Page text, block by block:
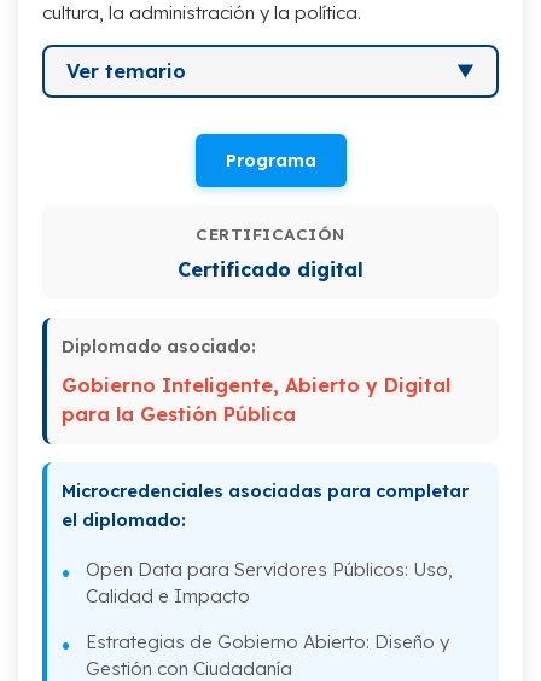
cultura, la administración y la política.
Ver temario
II. Los retos del Gobierno
Programa
CERTIFICACIÓN
Certificado digital
Diplomado asociado:
Gobierno Inteligente, Abierto y Digital
para la Gestión Pública
Microcredenciales asociadas para completar
el diplomado:
Open Data para Servidores Públicos: Uso,
Calidad e Impacto
Estrategias de Gobierno Abierto: Diseño y
Gestión con Ciudadanía